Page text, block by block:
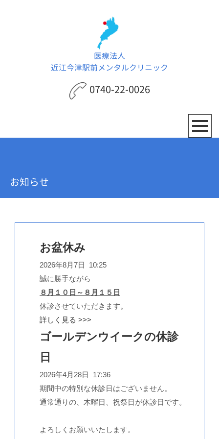
医療法人
近江今津駅前メンタルクリニック
0740-22-0026
お知らせ
お盆休み
2026年8月7日 10:25
誠に勝手ながら
８月１０日～８月１５日
休診させていただきます。
詳しく見る >>>
ゴールデンウイークの休診
日
2026年4月28日 17:36
期間中の特別な休診日はございません。
通常通りの、木曜日、祝祭日が休診日です。
よろしくお願いいたします。